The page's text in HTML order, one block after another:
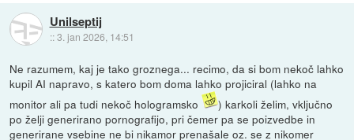
Unilseptij
::3. jan 2026, 14:51
Ne razumem, kaj je tako groznega... recimo, da si bom nekoč lahko
kupil AI napravo, s katero bom doma lahko projiciral (lahko na
monitor ali pa tudi nekoč hologramsko
) karkoli želim, vključno
po želji generirano pornografijo, pri čemer pa se poizvedbe in
generirane vsebine ne bi nikamor prenašale oz. se z nikomer